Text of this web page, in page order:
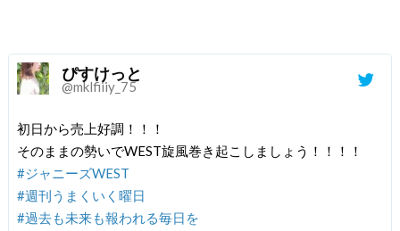
ぴすけっと
@mklfiiiy_75
初日から売上好調！！！
そのままの勢いでWEST旋風巻き起こしましょう！！！！
#ジャニーズWEST
#週刊うまくいく曜日
#過去も未来も報われる毎日を